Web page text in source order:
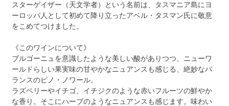
スターゲイザー（天文学者）という名前は、タスマニア島にヨ
ーロッパ人として初めて降り立ったアベル・タスマン氏に敬意
をこめてつけました。
《このワインについて》
ブルゴーニュを意識したような美しい酸がありつつ、ニューワ
ールドらしい果実味の甘やかなニュアンスも感じる、絶妙なバ
ランスのピノ・ノワール。
ラズベリーやイチゴ、イチジクのような赤いフルーツの鮮やか
な香り。そこにハーブのようなニュアンスも感じます。味わい